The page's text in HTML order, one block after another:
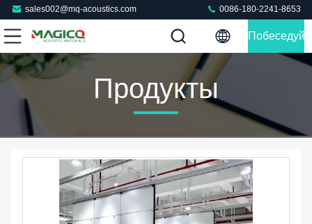
sales002@mq-acoustics.com 0086-180-2241-8653
Продукты